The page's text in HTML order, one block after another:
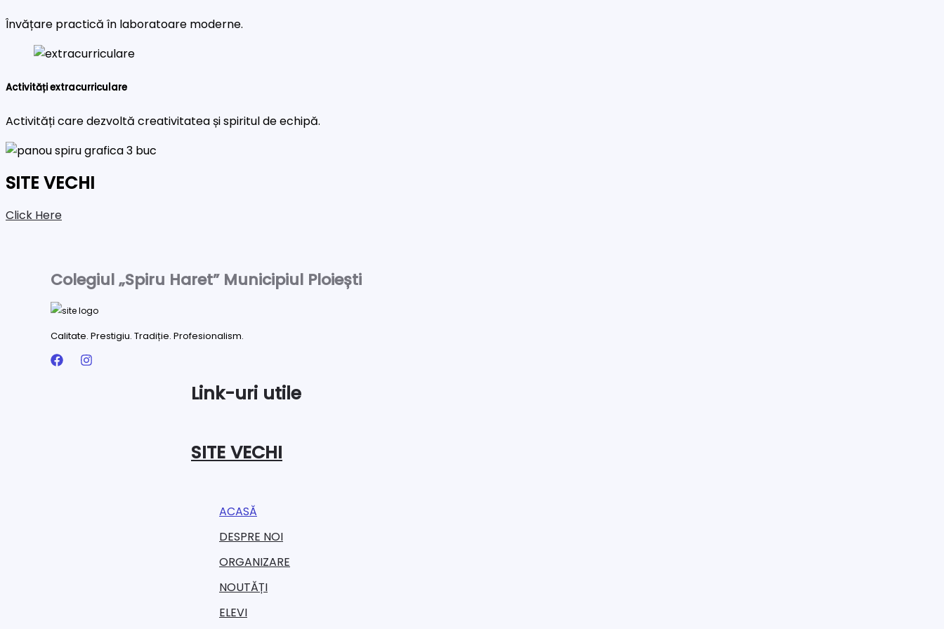
Învățare practică în laboratoare moderne.
Activități extracurriculare
Activități care dezvoltă creativitatea și spiritul de echipă.
SITE VECHI
Click Here
Colegiul „Spiru Haret” Municipiul Ploiești
Calitate. Prestigiu. Tradiție. Profesionalism.
Link-uri utile
SITE VECHI
ACASĂ
DESPRE NOI
ORGANIZARE​
NOUTĂȚI
ELEVI